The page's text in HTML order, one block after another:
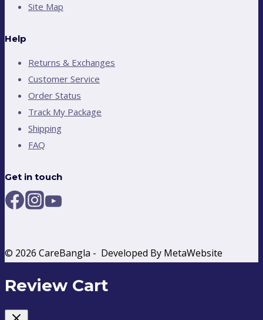
Site Map
Help
Returns & Exchanges
Customer Service
Order Status
Track My Package
Shipping
FAQ
Get in touch
© 2026 CareBangla - Developed By MetaWebsite
Review Cart